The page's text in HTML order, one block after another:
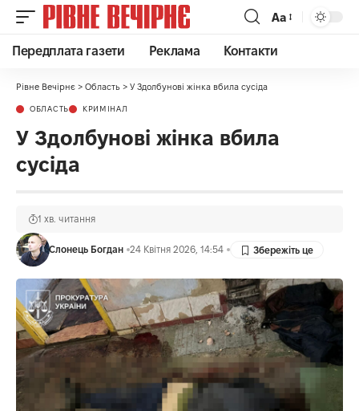
Аа
Передплата газети Реклама Контакти
Рівне Вечірнє > Область > У Здолбунові жінка вбила сусіда
ОБЛАСТЬ КРИМІНАЛ
У Здолбунові жінка вбила
сусіда
Слонець Богдан 24 Квітня 2026, 14:54
1 хв. читання